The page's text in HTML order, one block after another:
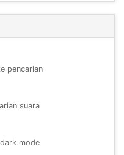
pencarian
suara
mode